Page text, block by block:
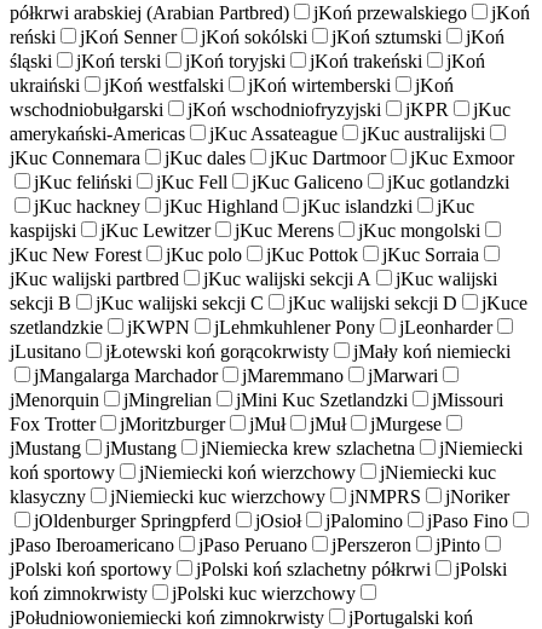
półkrwi arabskiej (Arabian Partbred)
jKoń przewalskiego jKoń
reński
jKoń Senner jKoń sokólski jKoń sztumski jKoń
śląski
jKoń terski jKoń toryjski jKoń trakeński jKoń
ukraiński
jKoń westfalski jKoń wirtemberski jKoń
wschodniobułgarski
jKoń wschodniofryzyjski jKPR jKuc
amerykański-Americas
jKuc Assateague jKuc australijski
jKuc Connemara jKuc dales jKuc Dartmoor jKuc Exmoor
jKuc feliński jKuc Fell jKuc Galiceno jKuc gotlandzki
jKuc hackney jKuc Highland jKuc islandzki jKuc
kaspijski
jKuc Lewitzer jKuc Merens jKuc mongolski
jKuc New Forest jKuc polo jKuc Pottok jKuc Sorraia
jKuc walijski partbred jKuc walijski sekcji A jKuc walijski
sekcji B
jKuc walijski sekcji C jKuc walijski sekcji D jKuce
szetlandzkie
jKWPN jLehmkuhlener Pony jLeonharder
jLusitano jŁotewski koń gorącokrwisty jMały koń niemiecki
jMangalarga Marchador jMaremmano jMarwari
jMenorquin jMingrelian jMini Kuc Szetlandzki jMissouri
Fox Trotter
jMoritzburger jMuł jMuł jMurgese
jMustang jMustang jNiemiecka krew szlachetna jNiemiecki
koń sportowy
jNiemiecki koń wierzchowy jNiemiecki kuc
klasyczny
jNiemiecki kuc wierzchowy jNMPRS jNoriker
jOldenburger Springpferd jOsioł jPalomino jPaso Fino
jPaso Iberoamericano jPaso Peruano jPerszeron jPinto
jPolski koń sportowy jPolski koń szlachetny półkrwi jPolski
koń zimnokrwisty
jPolski kuc wierzchowy
jPołudniowoniemiecki koń zimnokrwisty jPortugalski koń